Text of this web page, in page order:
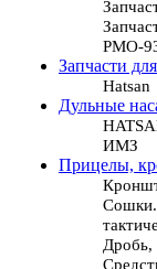
РМО-
Запчасти
Hatsan
Дульные
ИМЗ
Прицелы,
Сошки.
Дробь,